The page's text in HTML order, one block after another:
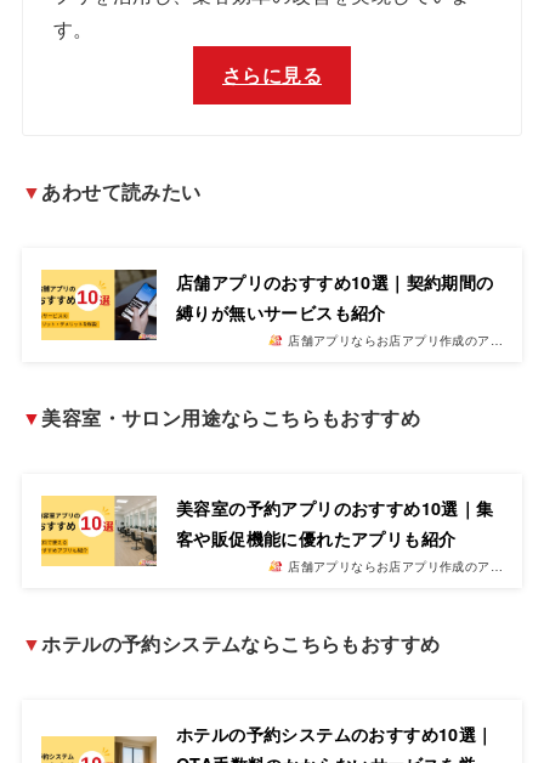
す。
さらに見る
▼あわせて読みたい
店舗アプリのおすすめ10選｜契約期間の
縛りが無いサービスも紹介
店舗アプリならお店アプリ作成のア…
▼美容室・サロン用途ならこちらもおすすめ
美容室の予約アプリのおすすめ10選｜集
客や販促機能に優れたアプリも紹介
店舗アプリならお店アプリ作成のア…
▼ホテルの予約システムならこちらもおすすめ
ホテルの予約システムのおすすめ10選｜